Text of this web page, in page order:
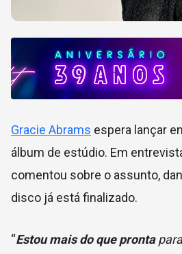
Gracie Abrams espera lançar
álbum de estúdio. Em
comentou sobre o assunto,
disco já está finalizado.
“Estou mais do que pronta